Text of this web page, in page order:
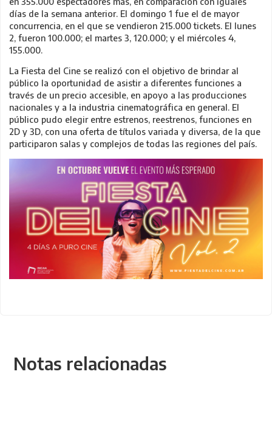
días de la semana anterior. El domingo 1 fue el de mayor
concurrencia, en el que se vendieron 215.000 tickets. El lunes
2, fueron 100.000; el martes 3, 120.000; y el miércoles 4,
155.000.
La Fiesta del Cine se realizó con el objetivo de brindar al
público la oportunidad de asistir a diferentes funciones a
través de un precio accesible, en apoyo a las producciones
nacionales y a la industria cinematográfica en general. El
público pudo elegir entre estrenos, reestrenos, funciones en
2D y 3D, con una oferta de títulos variada y diversa, de la que
participaron salas y complejos de todas las regiones del país.
Notas relacionadas